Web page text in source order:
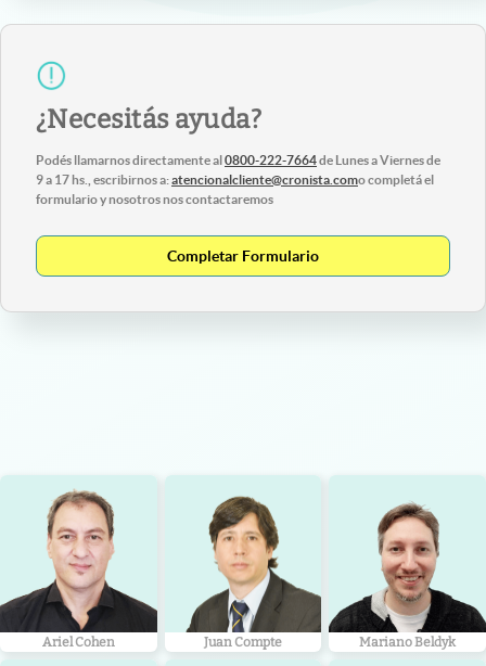
¿Necesitás ayuda?
Podés llamarnos directamente al 0800-222-7664de Lunes a Viernes de
9 a 17 hs., escribirnos a:atencionalcliente@cronista.como completá el
formulario y nosotros nos contactaremos
Completar Formulario
Ariel Cohen Juan Compte Mariano Beldyk